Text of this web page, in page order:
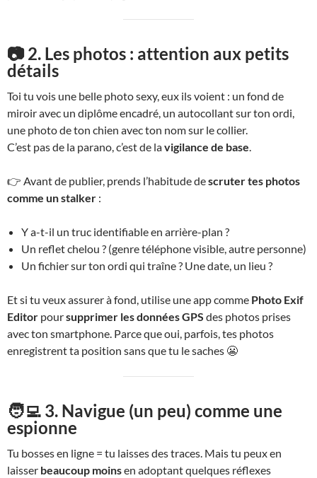
📷 2. Les photos : attention aux petits
détails
Toi tu vois une belle photo sexy, eux ils voient : un fond de
miroir avec un diplôme encadré, un autocollant sur ton ordi,
une photo de ton chien avec ton nom sur le collier.
C’est pas de la parano, c’est de lavigilance de base.
👉 Avant de publier, prends l’habitude descruter tes photos
comme un stalker :
Y a-t-il un truc identifiable en arrière-plan ?
Un reflet chelou ? (genre téléphone visible, autre personne)
Un fichier sur ton ordi qui traîne ? Une date, un lieu ?
Et si tu veux assurer à fond, utilise une app comme Photo Exif
Editor poursupprimer les données GPS des photos prises
avec ton smartphone. Parce que oui, parfois, tes photos
enregistrent ta position sans que tu le saches 😬
🧑‍💻 3. Navigue (un peu) comme une
espionne
Tu bosses en ligne = tu laisses des traces. Mais tu peux en
laisser beaucoup moinsen adoptant quelques réflexes